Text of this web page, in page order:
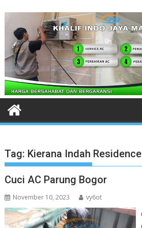
content
Tag: Kierana Indah
Cuci AC Parung Bogor
November 10, 2023 vy6ot